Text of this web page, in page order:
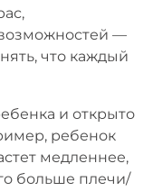
—
что каждый
и открыто
ребенок
медленнее,
больше плечи/